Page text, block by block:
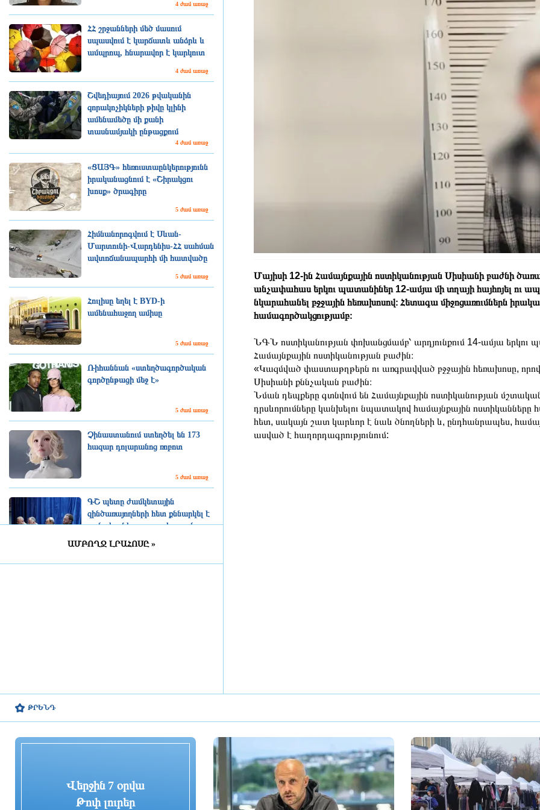
4 ժամ առաջ
ՀՀ շրջանների մեծ մասում
սպասվում է կարճատև անձրև և
ամպրոպ, հնարավոր է կարկուտ
4 ժամ առաջ
Շվեդիայում 2026 թվականին
զորակոչիկների թիվը կլինի
ամենամեծը մի քանի
տասնամյակի ընթացքում
4 ժամ առաջ
«ՑԱՅԳ» հեռուստաընկերությունն
իրականացնում է «Շիրակցու
խոսք» ծրագիրը
5 ժամ առաջ
Հիմնանորոգվում է Սևան-
Մարտունի-Վարդենիս-ՀՀ սահման
ավտոճանապարհի մի հատվածը
5 ժամ առաջ
Հուլիսը եղել է BYD-ի
ամենահաջող ամիսը
5 ժամ առաջ
Ռիհաննան «ստեղծագործական
գործընթացի մեջ է»
5 ժամ առաջ
Չինաստանում ստեղծել են 173
հազար դոլարանոց ռոբոտ
5 ժամ առաջ
ԳՇ պետը ժամկետային
զինծառայողների հետ քննարկել է
բանակում կարգապահության
Չուամենին և Կամավինգան
գերադասում են մնալ Մադրիդում
ԱՄԲՈՂՋ ԼՐԱՀՈՍԸ »
Մայիսի 12-ին Համայնքային ոստիկանության Սիսիանի բաժնի
անչափահաս երկու պատանիներ 12-ամյա մի տղայի հայհոյել ու
նկարահանել բջջային հեռախոսով։ Հետագա միջոցառումներն
համագործակցությամբ։
ՆԳՆ ոստիկանության փոխանցմամբ՝ արդյունքում 14-ամյա երկու
Համայնքային ոստիկանության բաժին։
«Կազմված փաստաթղթերն ու առգրավված բջջային հեռախոսը, որով
Սիսիանի քննչական բաժին։
Նման դեպքերը գտնվում են Համայնքային ոստիկանության
դրսևորումները կանխելու նպատակով համայնքային
հետ, սակայն շատ կարևոր է նաև ծնողների և, ընդհանրապես,
ասված է հաղորդագրությունում:
ԹՐԵՆԴ
Վերջին 7 օրվա
Թոփ լուրեր